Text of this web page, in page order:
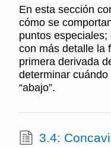
En esta sección
cómo se
puntos
con más detalle la
primera derivada
determinar cuándo
“abajo”.
3.4: